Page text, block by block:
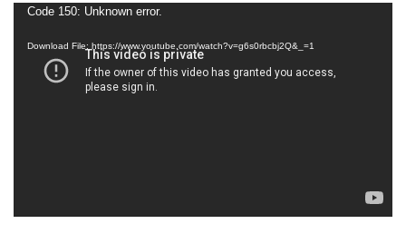
Video
Code 150: Unknown error.
Download File: https://www.youtube.com/watch?v=g6s0rbcbj2Q&_=1